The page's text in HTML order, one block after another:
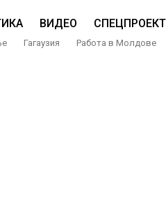
ВИДЕО
Гагаузия Работа в Молдове